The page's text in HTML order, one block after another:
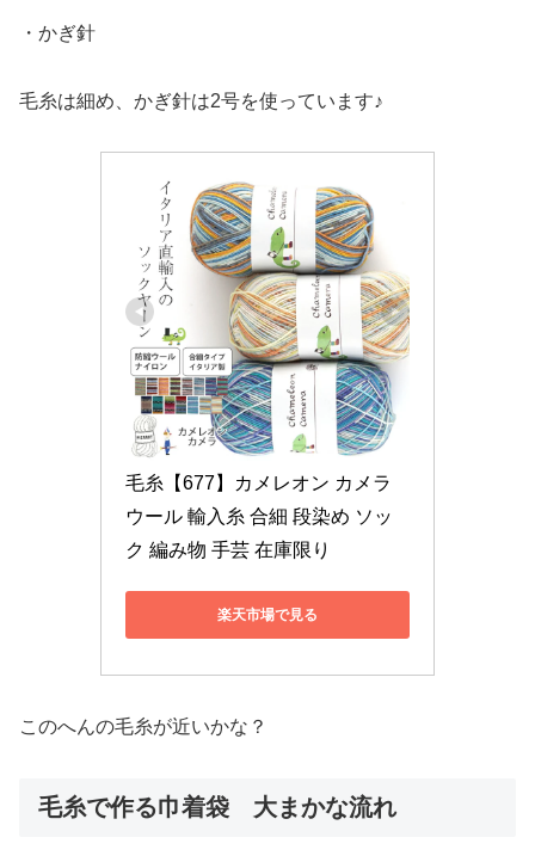
・かぎ針
毛糸は細め、かぎ針は2号を使っています♪
毛糸【677】カメレオン カメラ
ウール 輸入糸 合細 段染め ソッ
ク 編み物 手芸 在庫限り
楽天市場で見る
このへんの毛糸が近いかな？
毛糸で作る巾着袋 大まかな流れ